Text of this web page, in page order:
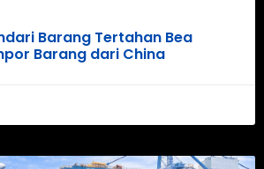
Barang Tertahan Bea
Barang dari China